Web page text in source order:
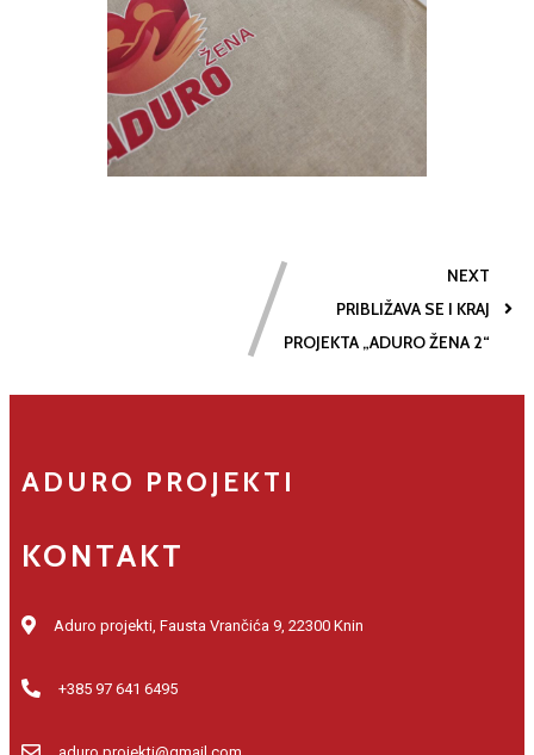
NEXT
PRIBLIŽAVA SE I KRAJ
PROJEKTA „ADURO ŽENA 2“
ADURO PROJEKTI
KONTAKT
Aduro projekti, Fausta Vrančića 9, 22300 Knin
+385 97 641 6495